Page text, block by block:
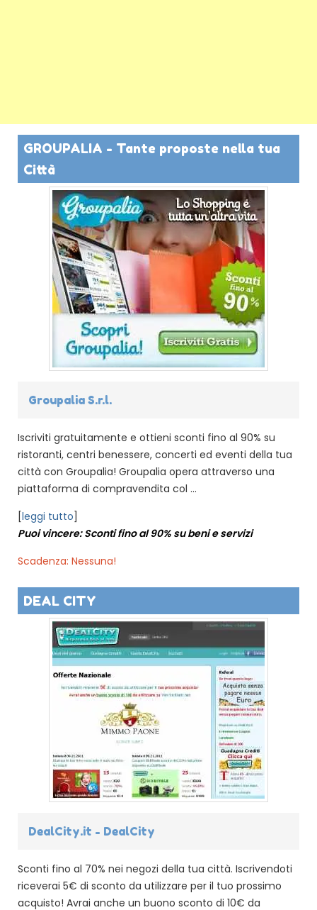
GROUPALIA - Tante proposte nella tua
Città
Groupalia S.r.l.
Iscriviti gratuitamente e ottieni sconti fino al 90% su
ristoranti, centri benessere, concerti ed eventi della tua
città con Groupalia! Groupalia opera attraverso una
piattaforma di compravendita col ...
[leggi tutto]
Puoi vincere: Sconti fino al 90% su beni e servizi
Scadenza: Nessuna!
DEAL CITY
DealCity.it - DealCity
Sconti fino al 70% nei negozi della tua città. Iscrivendoti
riceverai 5€ di sconto da utilizzare per il tuo prossimo
acquisto! Avrai anche un buono sconto di 10€ da